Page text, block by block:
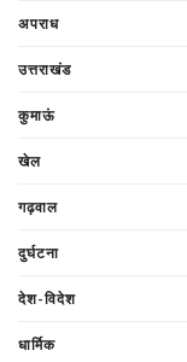
अपराध
उत्तराखंड
कुमाऊं
खेल
गढ़वाल
दुर्घटना
देश-विदेश
धार्मिक